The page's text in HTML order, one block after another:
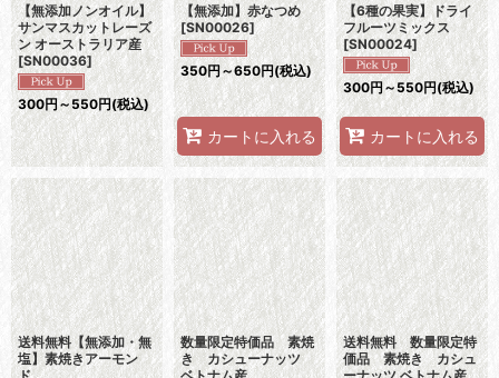
【無添加ノンオイル】
サンマスカットレーズ
ン オーストラリア産
[SN00036]
300円～550円(税込)
【無添加】赤なつめ
[SN00026]
350円～650円(税込)
カートに入れる
【6種の果実】ドライ
フルーツミックス
[SN00024]
300円～550円(税込)
カートに入れる
送料無料【無添加・無
塩】素焼きアーモン
数量限定特価品 素焼
き カシューナッツ
送料無料 数量限定特
価品 素焼き カシュ